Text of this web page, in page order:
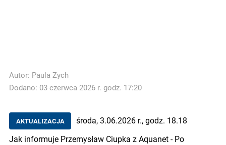
Autor: Paula Zych
Dodano: 03 czerwca 2026 r. godz. 17:20
AKTUALIZACJA
środa, 3.06.2026 r., godz. 18.18
Jak informuje Przemysław Ciupka z Aquanet - Po